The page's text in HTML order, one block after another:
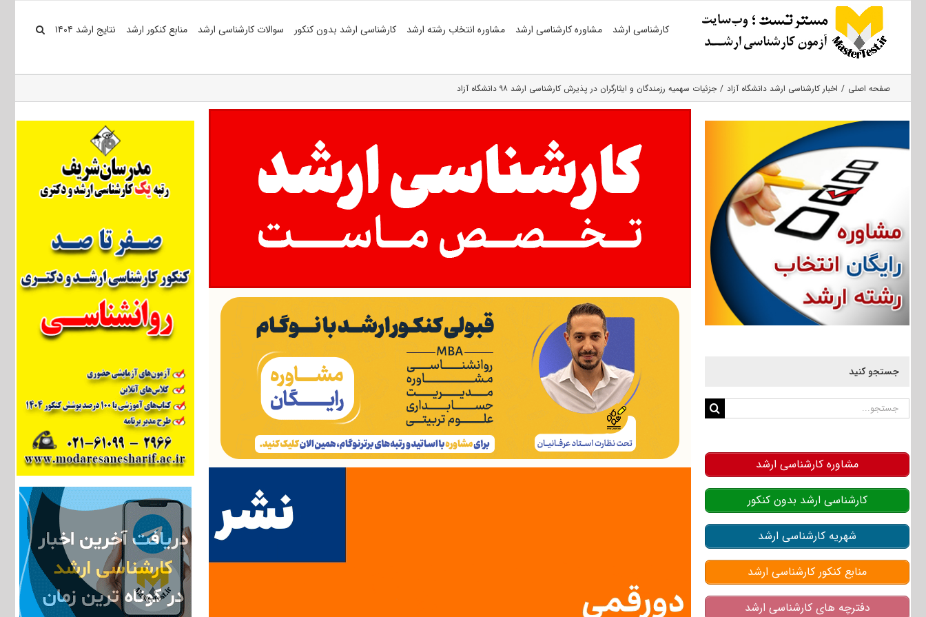
کارشناسی ارشد مشاوره کارشناسی ارشد مشاوره انتخاب رشته ارشد کارشناسی ارشد بدون کنکور سوالات کارشناسی ارشد منابع کنکور ارشد نتایج ارشد ۱۴۰۴
صفحه اصلی اخبار کارشناسی ارشد دانشگاه آزاد جزئیات سهمیه رزمندگان و ایثارگران در پذیرش کارشناسی ارشد ۹۸ دانشگاه آزاد
جستجو کنید
جستجو
مشاوره کارشناسی ارشد
کارشناسی ارشد بدون کنکور
شهریه کارشناسی ارشد
منابع کنکور کارشناسی ارشد
دفترچه های کارشناسی ارشد